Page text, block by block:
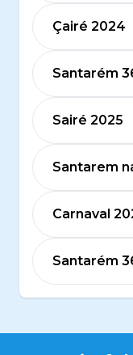
Çairé 2024
Santarém
Sairé 2025
Santarem
Carnaval
Santarém